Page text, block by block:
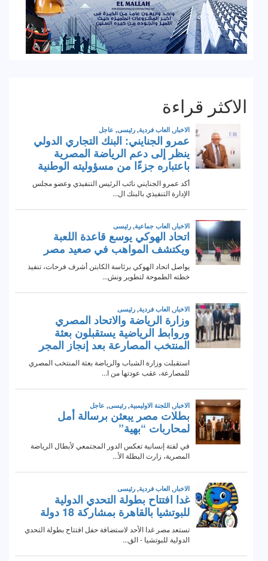
الاكثر قراءة